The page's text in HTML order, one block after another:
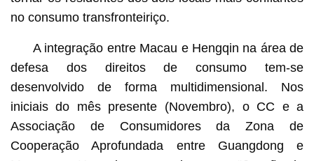
no consumo transfronteiriço.
A integração entre Macau e Hengqin na área de
defesa dos direitos de consumo tem-se
desenvolvido de forma multidimensional. Nos
iniciais do mês presente (Novembro), o CC e a
Associação de Consumidores da Zona de
Cooperação Aprofundada entre Guangdong e